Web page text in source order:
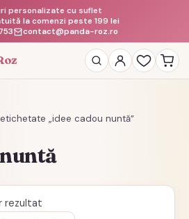
la comenzi peste 199 lei
personalizate cu suflet
contact@panda-roz.ro
„idee cadou nuntă”
rezultat